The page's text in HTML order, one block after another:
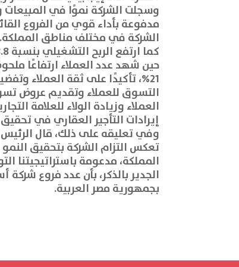
مدفوعة بأداء قوي من الفروع
الشركة في مختلف مناطق المملكة.
21%، تأكيدًا على ثقة العملاء
التسوق للعملاء وتقديم عروض
العملاء وزيادة الولاء للعلامة
إيرادات التأجير العقاري في
وفي تعليقه على ذلك، قال
تعكس التزام الشركة بتحقيق
المملكة، مدعومة باستراتيجيتنا
بجمهورية مصر العربية.